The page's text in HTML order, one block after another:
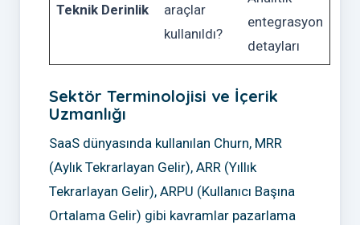
Teknik Derinlik
araçlar
kullanıldı?
entegrasyon
detayları
Sektör Terminolojisi ve İçerik
Uzmanlığı
SaaS dünyasında kullanılan Churn, MRR
(Aylık Tekrarlayan Gelir), ARR (Yıllık
Tekrarlayan Gelir), ARPU (Kullanıcı Başına
Ortalama Gelir) gibi kavramlar pazarlama